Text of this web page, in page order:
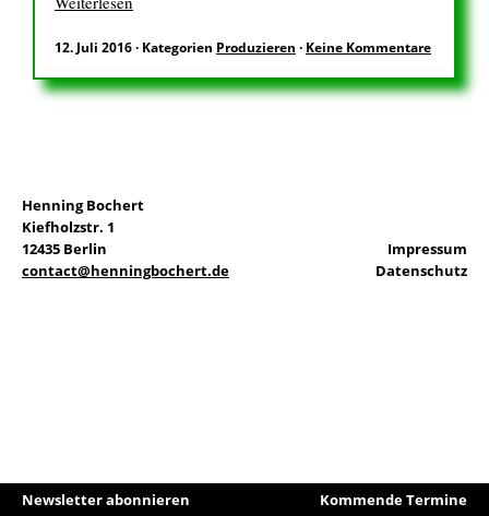
EN
Suchen
12. Juli 2016· Kategorien Produzieren · Keine Kommentare
Henning Bochert
Kiefholzstr. 1
12435 Berlin
contact@henningbochert.de
Impressum
Datenschutz
Newsletter abonnieren Kommende Termine